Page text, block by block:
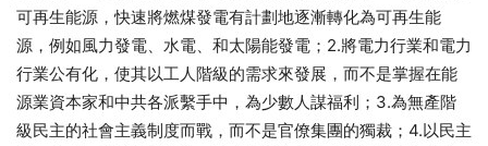
可再生能源，快速將燃煤發電有計劃地逐漸轉化為可再生能
源，例如風力發電、水電、和太陽能發電；2.將電力行業和電力
行業公有化，使其以工人階級的需求來發展，而不是掌握在能
源業資本家和中共各派繫手中，為少數人謀福利；3.為無產階
級民主的社會主義制度而戰，而不是官僚集團的獨裁；4.以民主